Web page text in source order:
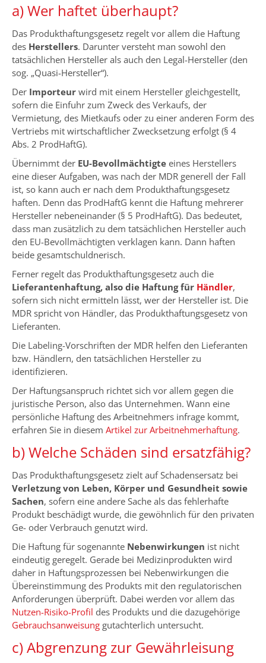
a) Wer haftet überhaupt?
Das Produkthaftungsgesetz regelt vor allem die Haftung
des Herstellers. Darunter versteht man sowohl den
tatsächlichen Hersteller als auch den Legal-Hersteller (den
sog. „Quasi-Hersteller“).
Der Importeur wird mit einem Hersteller gleichgestellt,
sofern die Einfuhr zum Zweck des Verkaufs, der
Vermietung, des Mietkaufs oder zu einer anderen Form des
Vertriebs mit wirtschaftlicher Zwecksetzung erfolgt (§ 4
Abs. 2 ProdHaftG).
Übernimmt der EU-Bevollmächtigte eines Herstellers
eine dieser Aufgaben, was nach der MDR generell der Fall
ist, so kann auch er nach dem Produkthaftungsgesetz
haften. Denn das ProdHaftG kennt die Haftung mehrerer
Hersteller nebeneinander (§ 5 ProdHaftG). Das bedeutet,
dass man zusätzlich zu dem tatsächlichen Hersteller auch
den EU-Bevollmächtigten verklagen kann. Dann haften
beide gesamtschuldnerisch.
Ferner regelt das Produkthaftungsgesetz auch die
Lieferantenhaftung, also die Haftung für Händler,
sofern sich nicht ermitteln lässt, wer der Hersteller ist. Die
MDR spricht von Händler, das Produkthaftungsgesetz von
Lieferanten.
Die Labeling-Vorschriften der MDR helfen den Lieferanten
bzw. Händlern, den tatsächlichen Hersteller zu
identifizieren.
Der Haftungsanspruch richtet sich vor allem gegen die
juristische Person, also das Unternehmen. Wann eine
persönliche Haftung des Arbeitnehmers infrage kommt,
erfahren Sie in diesem Artikel zur Arbeitnehmerhaftung.
b) Welche Schäden sind ersatzfähig?
Das Produkthaftungsgesetz zielt auf Schadensersatz bei
Verletzung von Leben, Körper und Gesundheit sowie
Sachen, sofern eine andere Sache als das fehlerhafte
Produkt beschädigt wurde, die gewöhnlich für den privaten
Ge- oder Verbrauch genutzt wird.
Die Haftung für sogenannte Nebenwirkungen ist nicht
eindeutig geregelt. Gerade bei Medizinprodukten wird
daher in Haftungsprozessen bei Nebenwirkungen die
Übereinstimmung des Produkts mit den regulatorischen
Anforderungen überprüft. Dabei werden vor allem das
Nutzen-Risiko-Profil des Produkts und die dazugehörige
Gebrauchsanweisung gutachterlich untersucht.
c) Abgrenzung zur Gewährleisung